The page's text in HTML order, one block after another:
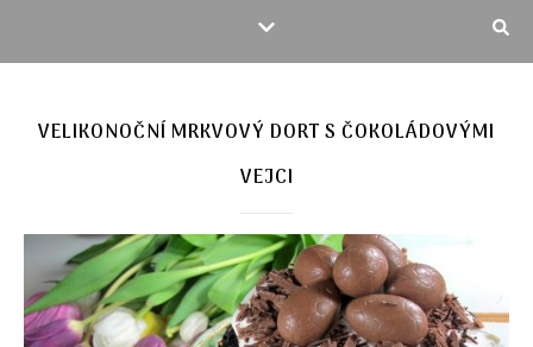
VELIKONOČNÍ MRKVOVÝ DORT S ČOKOLÁDOVÝMI
VEJCI